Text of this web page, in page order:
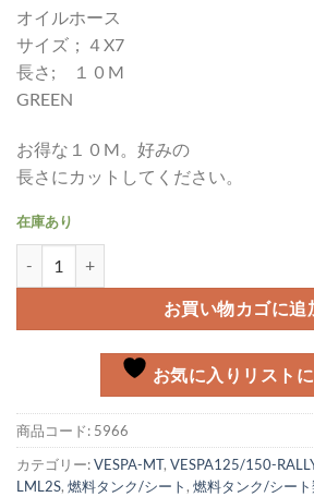
オイルホース
サイズ；４X7
長さ; １０M
GREEN
お得な１０M。好みの
長さにカットしてください。
在庫あり
お買い物カゴに追
お気に入りリスト
商品コード: 5966
カテゴリー:VESPA-MT, VESPA125/150-
LML2S, 燃料タンク/シート, 燃料タンク/シー